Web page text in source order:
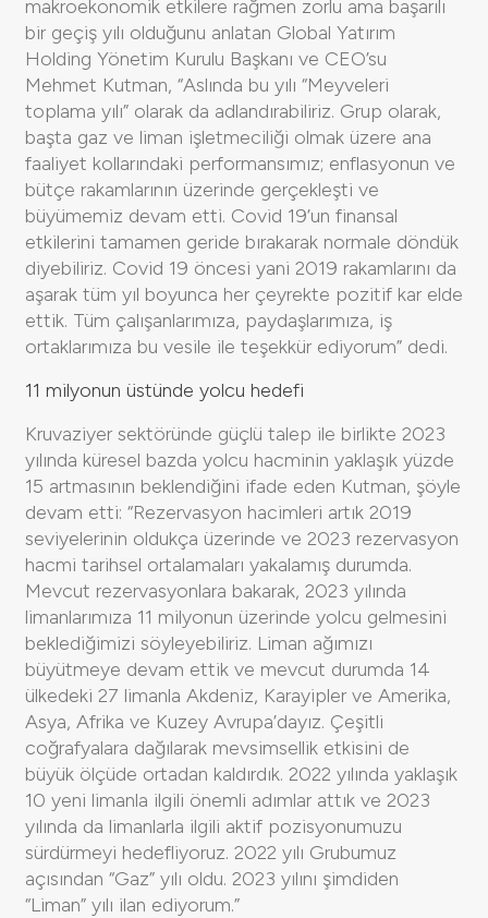
makroekonomik etkilere rağmen zorlu ama başarılı
bir geçiş yılı olduğunu anlatan Global Yatırım
Holding Yönetim Kurulu Başkanı ve CEO’su
Mehmet Kutman, “Aslında bu yılı “Meyveleri
toplama yılı” olarak da adlandırabiliriz. Grup olarak,
başta gaz ve liman işletmeciliği olmak üzere ana
faaliyet kollarındaki performansımız; enflasyonun ve
bütçe rakamlarının üzerinde gerçekleşti ve
büyümemiz devam etti. Covid 19’un finansal
etkilerini tamamen geride bırakarak normale döndük
diyebiliriz. Covid 19 öncesi yani 2019 rakamlarını da
aşarak tüm yıl boyunca her çeyrekte pozitif kar elde
ettik. Tüm çalışanlarımıza, paydaşlarımıza, iş
ortaklarımıza bu vesile ile teşekkür ediyorum” dedi.
11 milyonun üstünde yolcu hedefi
Kruvaziyer sektöründe güçlü talep ile birlikte 2023
yılında küresel bazda yolcu hacminin yaklaşık yüzde
15 artmasının beklendiğini ifade eden Kutman, şöyle
devam etti: “Rezervasyon hacimleri artık 2019
seviyelerinin oldukça üzerinde ve 2023 rezervasyon
hacmi tarihsel ortalamaları yakalamış durumda.
Mevcut rezervasyonlara bakarak, 2023 yılında
limanlarımıza 11 milyonun üzerinde yolcu gelmesini
beklediğimizi söyleyebiliriz. Liman ağımızı
büyütmeye devam ettik ve mevcut durumda 14
ülkedeki 27 limanla Akdeniz, Karayipler ve Amerika,
Asya, Afrika ve Kuzey Avrupa’dayız. Çeşitli
coğrafyalara dağılarak mevsimsellik etkisini de
büyük ölçüde ortadan kaldırdık. 2022 yılında yaklaşık
10 yeni limanla ilgili önemli adımlar attık ve 2023
yılında da limanlarla ilgili aktif pozisyonumuzu
sürdürmeyi hedefliyoruz. 2022 yılı Grubumuz
açısından “Gaz” yılı oldu. 2023 yılını şimdiden
“Liman” yılı ilan ediyorum.”